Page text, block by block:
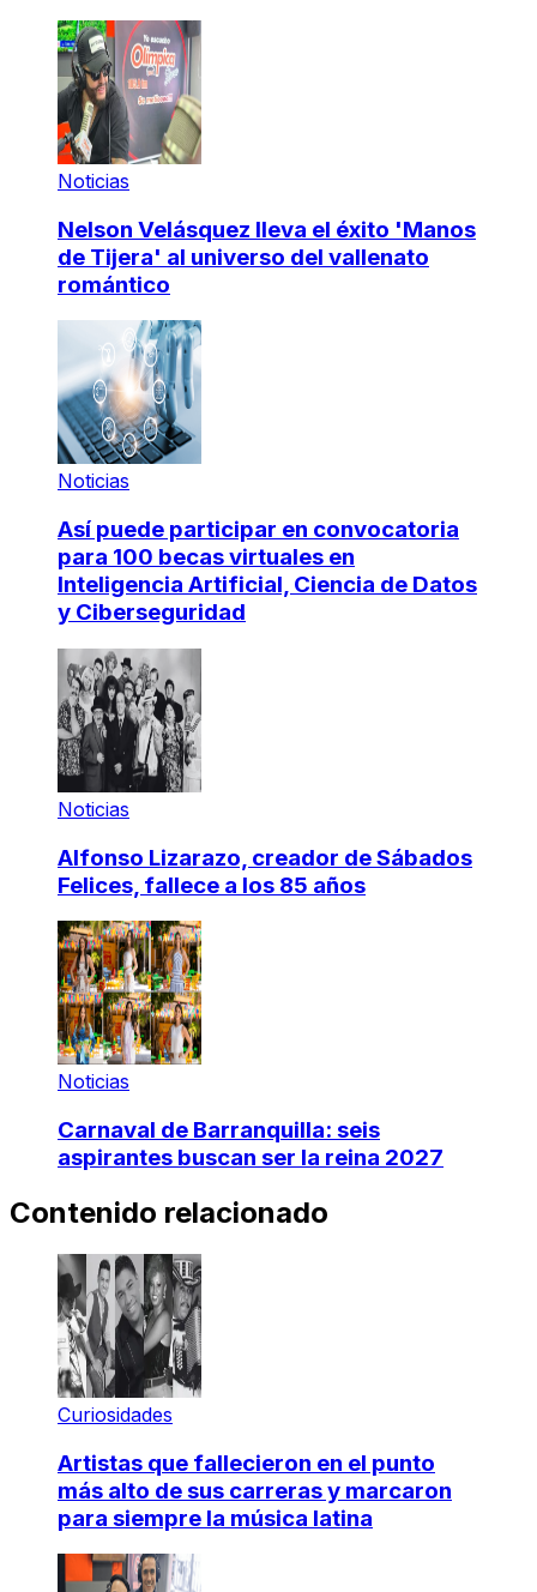
Noticias
Nelson Velásquez lleva el éxito 'Manos
de Tijera' al universo del vallenato
romántico
Noticias
Así puede participar en convocatoria
para 100 becas virtuales en
Inteligencia Artificial, Ciencia de Datos
y Ciberseguridad
Noticias
Alfonso Lizarazo, creador de Sábados
Felices, fallece a los 85 años
Noticias
Carnaval de Barranquilla: seis
aspirantes buscan ser la reina 2027
Contenido relacionado
Curiosidades
Artistas que fallecieron en el punto
más alto de sus carreras y marcaron
para siempre la música latina